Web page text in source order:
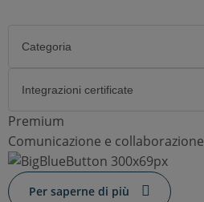
Premium
Comunicazione e collaborazione
Per saperne di più